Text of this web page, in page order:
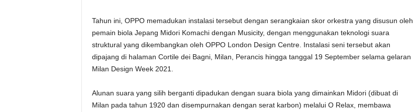
Tahun ini, OPPO memadukan instalasi tersebut dengan serangkaian skor orkestra yang disusun oleh
pemain biola Jepang Midori Komachi dengan Musicity, dengan menggunakan teknologi suara
struktural yang dikembangkan oleh OPPO London Design Centre. Instalasi seni tersebut akan
dipajang di halaman Cortile dei Bagni, Milan, Perancis hingga tanggal 19 September selama gelaran
Milan Design Week 2021.
Alunan suara yang silih berganti dipadukan dengan suara biola yang dimainkan Midori (dibuat di
Milan pada tahun 1920 dan disempurnakan dengan serat karbon) melalui O Relax, membawa